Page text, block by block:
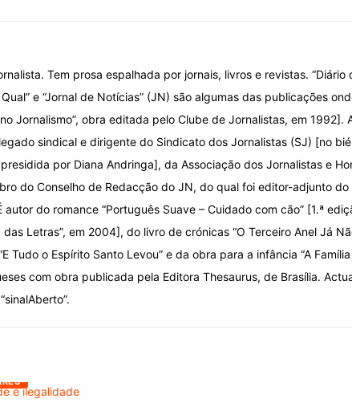
Tem prosa espalhada por jornais, livros e revistas. “Diário
Qual” e “Jornal de Notícias” (JN) são algumas das publicações
Jornalismo”, obra editada pelo Clube de Jornalistas, em 1992].
sindical e dirigente do Sindicato dos Jornalistas (SJ) [no
por Diana Andringa], da Associação dos Jornalistas e
do Conselho de Redacção do JN, do qual foi editor-adjunto do
autor do romance “Português Suave – Cuidado com cão” [1.ª
das Letras”, em 2004], do livro de crónicas “O Terceiro Anel Já
Tudo o Espírito Santo Levou” e da obra para a infância “A
com obra publicada pela Editora Thesaurus, de Brasília.